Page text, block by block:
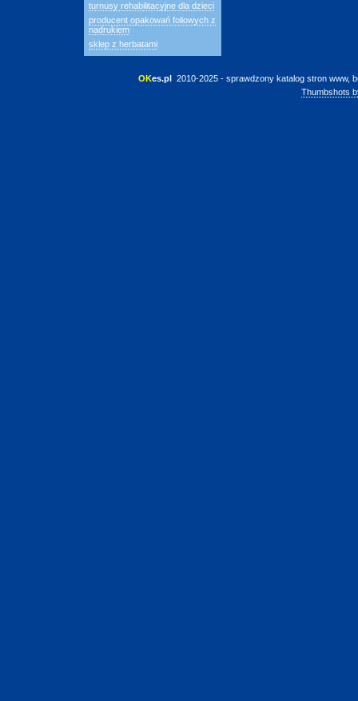
turnusy rehabilitacyjne dla dzieci
producent opakowań foliowych z
nadrukiem
sklep z herbatami
OKes.pl 2010-2025 - sprawdzony katalog stron www,
Thumbshots